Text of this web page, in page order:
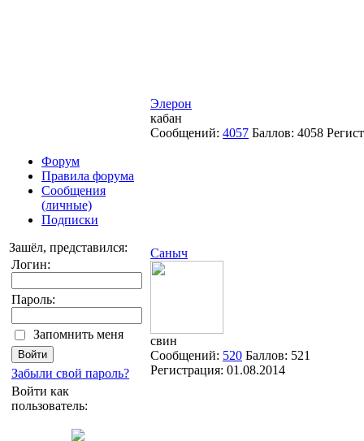
Форум
Правила форума
Сообщения
(личные)
Подписки
Зашёл, представился:
Логин:
Пароль:
Запомнить меня
Забыли свой пароль?
Войти как
пользователь:
Элерон
кабан
Сообщений: 4057 Баллов: 4058
Саныч
свин
Сообщений: 520 Баллов: 521
Регистрация: 01.08.2014